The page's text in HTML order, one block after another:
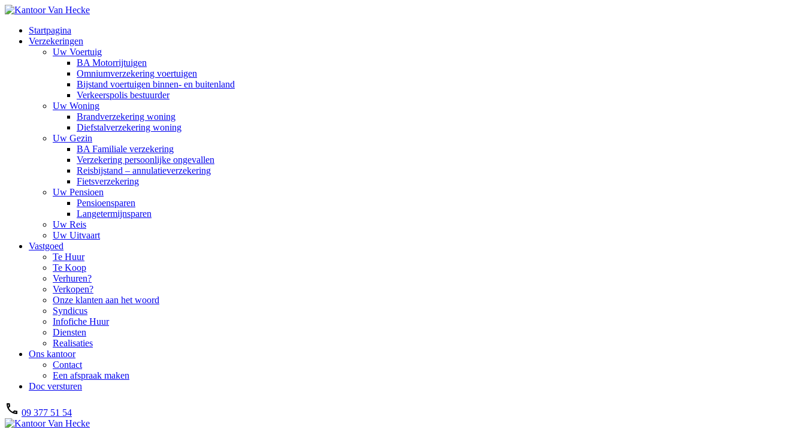
Startpagina
Verzekeringen
Uw Voertuig
BA Motorrijtuigen
Omniumverzekering voertuigen
Bijstand voertuigen binnen- en buitenland
Verkeerspolis bestuurder
Uw Woning
Brandverzekering woning
Diefstalverzekering woning
Uw Gezin
BA Familiale verzekering
Verzekering persoonlijke ongevallen
Reisbijstand – annulatieverzekering
Fietsverzekering
Uw Pensioen
Pensioensparen
Langetermijnsparen
Uw Reis
Uw Uitvaart
Vastgoed
Te Huur
Te Koop
Verhuren?
Verkopen?
Onze klanten aan het woord
Syndicus
Infofiche Huur
Diensten
Realisaties
Ons kantoor
Contact
Een afspraak maken
Doc versturen
09 377 51 54